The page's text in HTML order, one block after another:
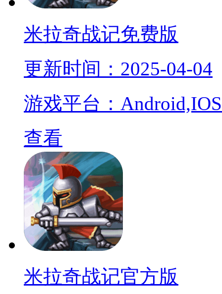
米拉奇战记免费版
更新时间：2025-04-04
游戏平台：Android,IOS
查看
米拉奇战记官方版